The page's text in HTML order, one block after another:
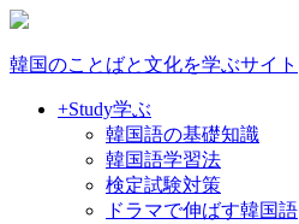
韓国のことばと文化を学ぶサイト
+Study学ぶ
韓国語の基礎知識
韓国語学習法
検定試験対策
ドラマで伸ばす韓国語